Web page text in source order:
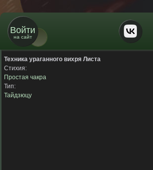
Войти
на сайт
Техника ураганного вихря Листа
Стихия:
Простая чакра
Тип:
Тайдзюцу